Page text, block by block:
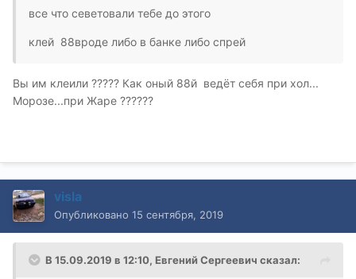
все что севетовали тебе до этого
клей 88вроде либо в банке либо спрей
Вы им клеили ????? Как оный 88й ведёт себя при хол...
Морозе...при Жаре ??????
visla
Опубликовано 15 сентября, 2019
В 15.09.2019 в 12:10, Евгений Сергеевич сказал: